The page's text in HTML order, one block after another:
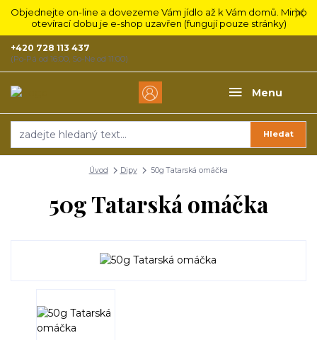
Objednejte on-line a dovezeme Vám jídlo až k Vám domů. Mimo
otevírací dobu je e-shop uzavřen (fungují pouze stránky)
Menu
Hledat
+420 728 113 437
(Po-Pá od 16:00, So-Ne od 11:00)
Úvod Dipy 50g Tatarská omáčka
50g Tatarská omáčka